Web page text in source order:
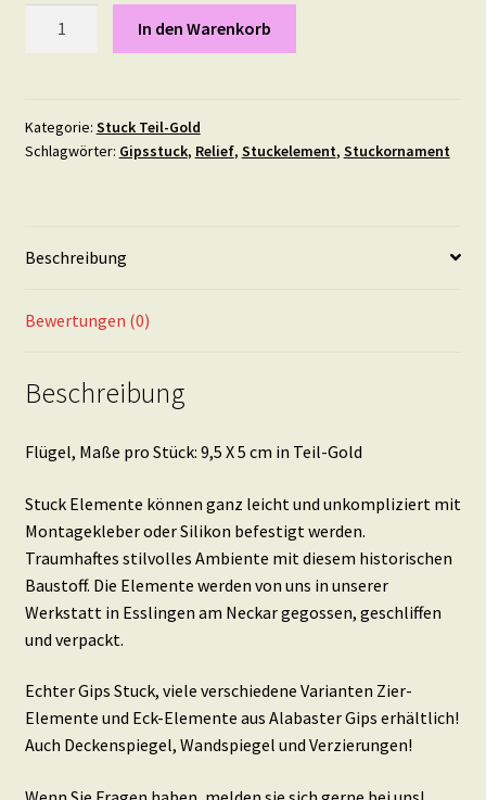
5
cm
Menge
In den Warenkorb
Kategorie: Stuck Teil-Gold
Schlagwörter: Gipsstuck, Relief, Stuckelement, Stuckornament
Beschreibung
Bewertungen (0)
Beschreibung
Flügel, Maße pro Stück: 9,5 X 5 cm in Teil-Gold
Stuck Elemente können ganz leicht und unkompliziert mit
Montagekleber oder Silikon befestigt werden.
Traumhaftes stilvolles Ambiente mit diesem historischen
Baustoff. Die Elemente werden von uns in unserer
Werkstatt in Esslingen am Neckar gegossen, geschliffen
und verpackt.
Echter Gips Stuck, viele verschiedene Varianten Zier-
Elemente und Eck-Elemente aus Alabaster Gips erhältlich!
Auch Deckenspiegel, Wandspiegel und Verzierungen!